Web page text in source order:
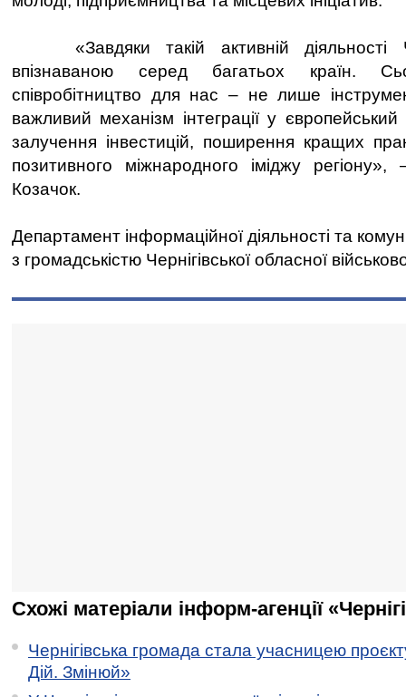
«Завдяки такій активній діяльності
впізнаваною серед багатьох країн.
співробітництво для нас – не лише
важливий механізм інтеграції у європейський
залучення інвестицій, поширення кращих
позитивного міжнародного іміджу
Козачок.
Департамент інформаційної діяльності та
з громадськістю Чернігівської обласної
Схожі матеріали інформ-агенції
Чернігівська громада стала учасницею
Дій. Змінюй»